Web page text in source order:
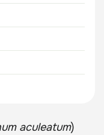
aculeatum)